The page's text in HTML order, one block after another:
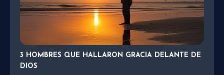
3 HOMBRES QUE HALLARON GRACIA DELANTE DE
DIOS